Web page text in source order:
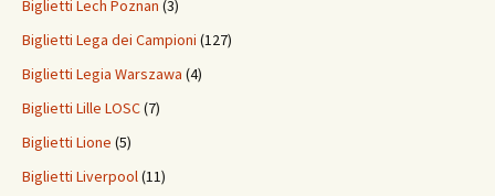
Biglietti Lech Poznan (3)
Biglietti Lega dei Campioni (127)
Biglietti Legia Warszawa (4)
Biglietti Lille LOSC(7)
Biglietti Lione (5)
Biglietti Liverpool(11)